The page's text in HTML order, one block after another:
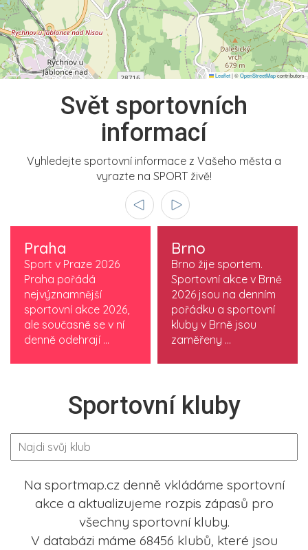
Leaflet|©OpenStreetMapcontributors
Svět sportovních
informací
Vyhledejte sportovní informace z Vašeho města a
vyrazte na SPORT živě!
Praha
Sport v Praze 2026
Praha pořádá
nejvýznamnější
sportovní akce 2026,
ale současně se v ní
denně odehrají ...
Brno
Brno žije sportem.
Sportovní akce v Brně
2026 jsou na denním
pořádku a sportovní
kluby v Brně jsou
zaměřeny ...
Sportovní kluby
Na sportmap.cz denně vkládáme sportovní
akce a aktualizujeme rozpis zápasů pro
všechny sportovní kluby.
V databázi máme 68456 klubů, které jsou